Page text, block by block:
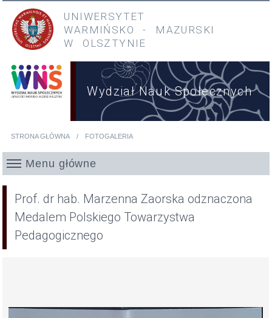
Przejdź do treści
Przejdź do menu głównego
UNIWERSYTET
WARMIŃSKO
- MAZURSKI
W OLSZTYNIE
Wydział Nauk Społecznych
STRONA GŁÓWNA FOTOGALERIA
Menu główne
Prof. dr hab. Marzenna Zaorska odznaczona
Medalem Polskiego Towarzystwa
Pedagogicznego